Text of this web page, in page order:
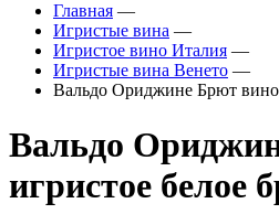
Главная —
Игристые вина —
Игристое вино Италия —
Игристые вина Венето —
Вальдо Ориджине Брют вино
Вальдо
игристое белое